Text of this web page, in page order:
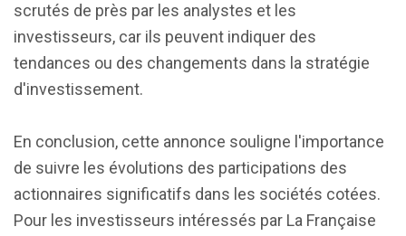
scrutés de près par les analystes et les
investisseurs, car ils peuvent indiquer des
tendances ou des changements dans la stratégie
d'investissement.
En conclusion, cette annonce souligne l'importance
de suivre les évolutions des participations des
actionnaires significatifs dans les sociétés cotées.
Pour les investisseurs intéressés par La Française